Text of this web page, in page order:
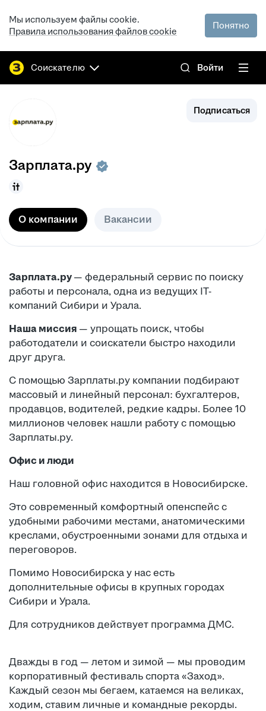
Мы используем файлы cookie.
Правила использования файлов cookie
Понятно
Соискателю Войти
Подписаться
Зарплата.ру
О компании Вакансии
Зарплата.ру — федеральный сервис по поиску
работы и персонала, одна из ведущих IT-
компаний Сибири и Урала.
Наша миссия — упрощать поиск, чтобы
работодатели и соискатели быстро находили
друг друга.
С помощью Зарплаты.ру компании подбирают
массовый и линейный персонал: бухгалтеров,
продавцов, водителей, редкие кадры. Более 10
миллионов человек нашли работу с помощью
Зарплаты.ру.
Офис и люди
Наш головной офис находится в Новосибирске.
Это современный комфортный опенспейс с
удобными рабочими местами, анатомическими
креслами, обустроенными зонами для отдыха и
переговоров.
Помимо Новосибирска у нас есть
дополнительные офисы в крупных городах
Сибири и Урала.
Для сотрудников действует программа ДМС.
Дважды в год — летом и зимой — мы проводим
корпоративный фестиваль спорта «Заход».
Каждый сезон мы бегаем, катаемся на великах,
ходим, ставим личные и командные рекорды.